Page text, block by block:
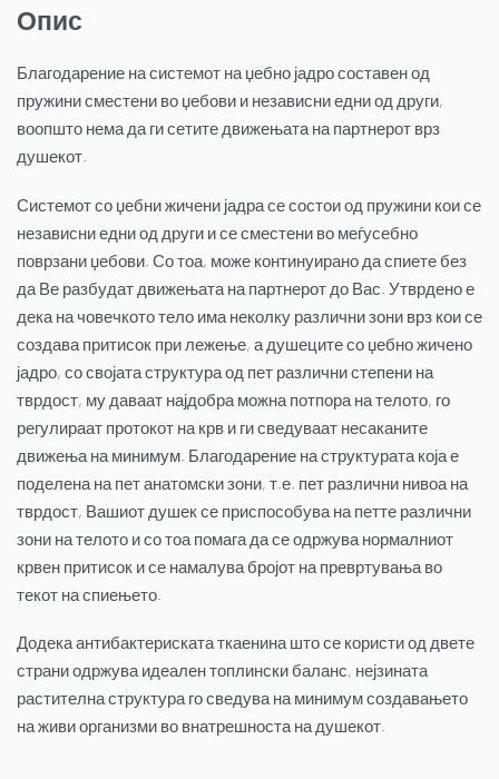
Опис
Благодарение на системот на џебно јадро составен од
пружини сместени во џебови и независни едни од други,
воопшто нема да ги сетите движењата на партнерот врз
душекот.
Системот со џебни жичени јадра се состои од пружини кои се
независни едни од други и се сместени во меѓусебно
поврзани џебови. Со тоа, може континуирано да спиете без
да Ве разбудат движењата на партнерот до Вас. Утврдено е
дека на човечкото тело има неколку различни зони врз кои се
создава притисок при лежење, а душеците со џебно жичено
јадро, со својата структура од пет различни степени на
тврдост, му даваат најдобра можна потпора на телото, го
регулираат протокот на крв и ги сведуваат несаканите
движења на минимум. Благодарение на структурата која е
поделена на пет анатомски зони, т.е. пет различни нивоа на
тврдост, Вашиот душек се приспособува на петте различни
зони на телото и со тоа помага да се одржува нормалниот
крвен притисок и се намалува бројот на превртувања во
текот на спиењето.
Додека антибактериската ткаенина што се користи од двете
страни одржува идеален топлински баланс, нејзината
растителна структура го сведува на минимум создавањето
на живи организми во внатрешноста на душекот.